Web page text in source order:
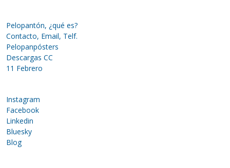
Pelopantón, ¿qué es?
Contacto, Email, Telf.
Pelopanpósters
Descargas CC
11 Febrero
Instagram
Facebook
Linkedin
Bluesky
Blog